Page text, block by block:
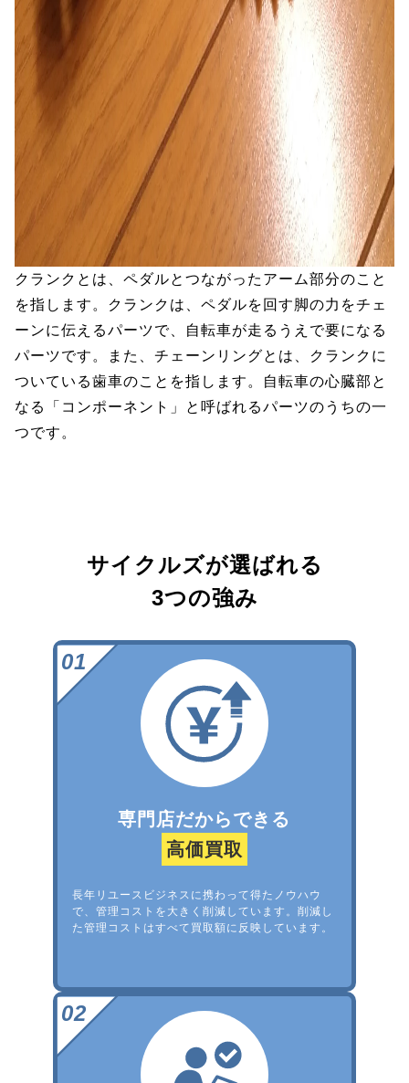
クランクとは、ペダルとつながったアーム部分のこと
を指します。クランクは、ペダルを回す脚の力をチェ
ーンに伝えるパーツで、自転車が走るうえで要になる
パーツです。また、チェーンリングとは、クランクに
ついている歯車のことを指します。自転車の心臓部と
なる「コンポーネント」と呼ばれるパーツのうちの一
つです。
サイクルズが選ばれる
3つの強み
専門店だからできる
高価買取
長年リユースビジネスに携わって得たノウハウ
で、管理コストを大きく削減しています。削減し
た管理コストはすべて買取額に反映しています。